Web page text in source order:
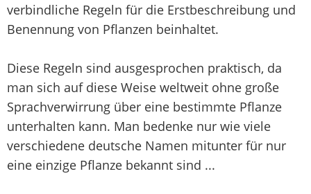
verbindliche Regeln für die Erstbeschreibung und
Benennung von Pflanzen beinhaltet.
Diese Regeln sind ausgesprochen praktisch, da
man sich auf diese Weise weltweit ohne große
Sprachverwirrung über eine bestimmte Pflanze
unterhalten kann. Man bedenke nur wie viele
verschiedene deutsche Namen mitunter für nur
eine einzige Pflanze bekannt sind ...